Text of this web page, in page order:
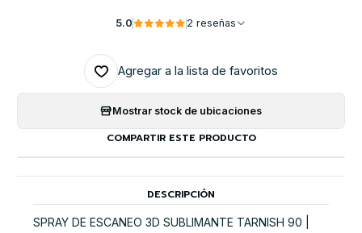
5.0 2 reseñas
Agregar a la lista de favoritos
Mostrar stock de ubicaciones
COMPARTIR ESTE PRODUCTO
DESCRIPCIÓN
SPRAY DE ESCANEO 3D SUBLIMANTE TARNISH 90 |